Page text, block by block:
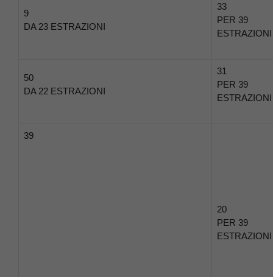
9
DA 23 ESTRAZIONI
33
PER 39
ESTRAZIONI
50
DA 22 ESTRAZIONI
31
PER 39
ESTRAZIONI
39
20
PER 39
ESTRAZIONI